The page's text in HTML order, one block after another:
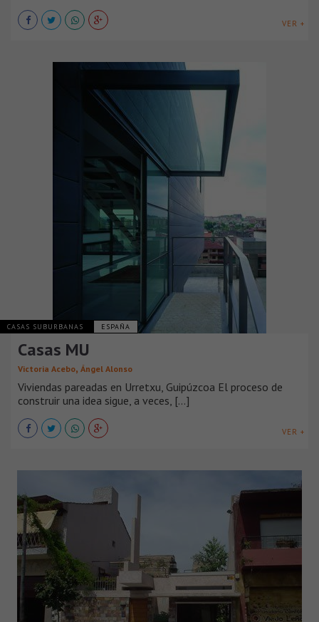
VER +
CASAS SUBURBANAS ESPAÑA
Casas MU
Victoria Acebo, Ángel Alonso
Viviendas pareadas en Urretxu, Guipúzcoa El proceso de
construir una idea sigue, a veces, [...]
VER +